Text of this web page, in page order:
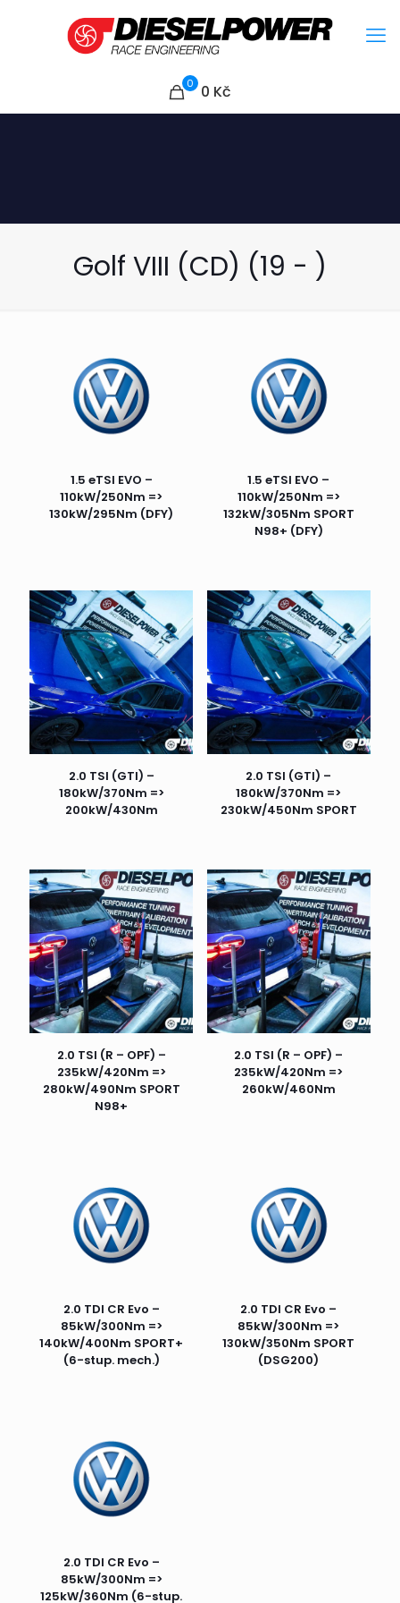
0 0 Kč
Golf VIII (CD) (19 - )
1.5 eTSI EVO –
110kW/250Nm =>
130kW/295Nm (DFY)
1.5 eTSI EVO –
110kW/250Nm =>
132kW/305Nm SPORT
N98+ (DFY)
2.0 TSI (GTI) –
180kW/370Nm =>
200kW/430Nm
2.0 TSI (GTI) –
180kW/370Nm =>
230kW/450Nm SPORT
2.0 TSI (R – OPF) –
235kW/420Nm =>
280kW/490Nm SPORT
N98+
2.0 TSI (R – OPF) –
235kW/420Nm =>
260kW/460Nm
2.0 TDI CR Evo –
85kW/300Nm =>
140kW/400Nm SPORT+
(6-stup. mech.)
2.0 TDI CR Evo –
85kW/300Nm =>
130kW/350Nm SPORT
(DSG200)
2.0 TDI CR Evo –
85kW/300Nm =>
125kW/360Nm (6-stup.